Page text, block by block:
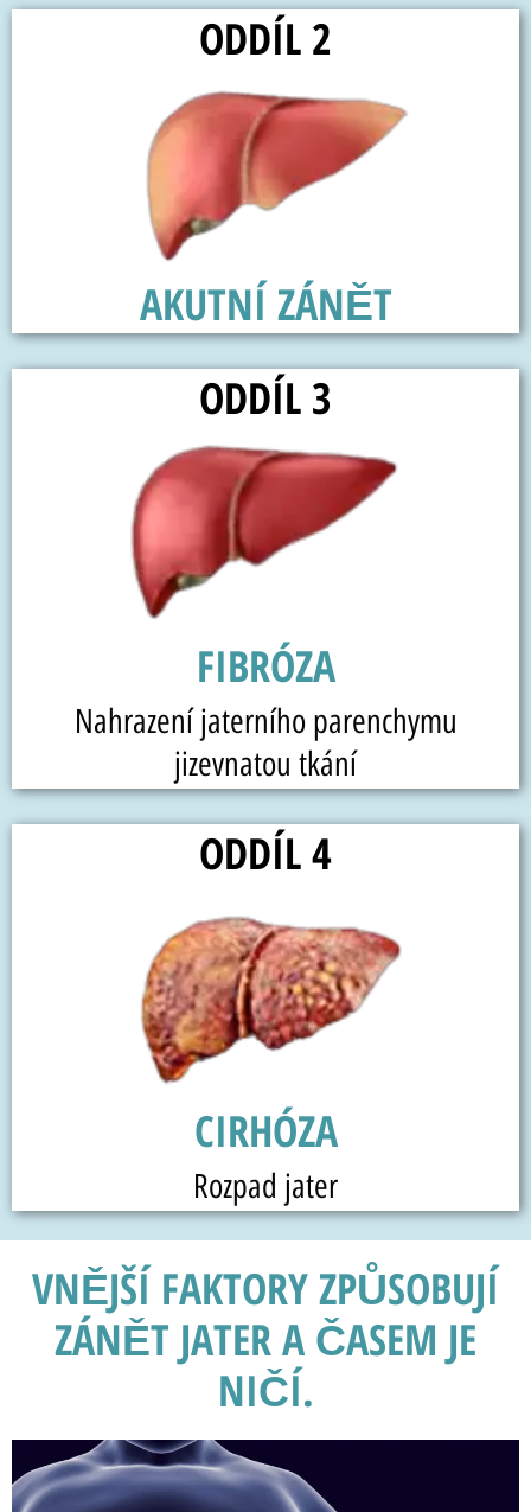
ODDÍL 2
AKUTNÍ ZÁNĚT
ODDÍL 3
FIBRÓZA
Nahrazení jaterního parenchymu
jizevnatou tkání
ODDÍL 4
CIRHÓZA
Rozpad jater
VNĚJŠÍ FAKTORY ZPŮSOBUJÍ
ZÁNĚT JATER A ČASEM JE
NIČÍ.